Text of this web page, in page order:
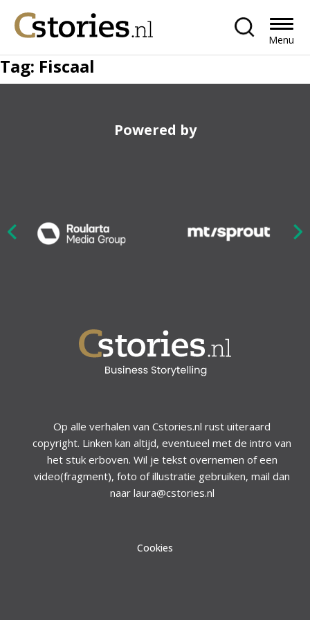
Menu
Tag: Fiscaal
Powered by
Op alle verhalen van Cstories.nl rust uiteraard
copyright. Linken kan altijd, eventueel met de intro van
het stuk erboven. Wil je tekst overnemen of een
video(fragment), foto of illustratie gebruiken, mail dan
naar laura@cstories.nl
Cookies